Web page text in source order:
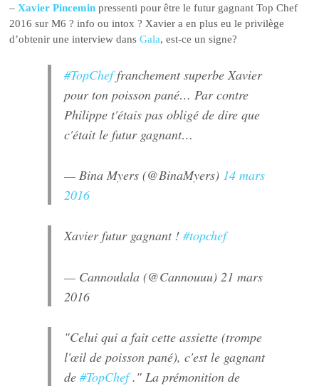
–Xavier Pincemin pressenti pour être le futur gagnant Top Chef
2016 sur M6 ? info ou intox ? Xavier a en plus eu le privilège
d’obtenir une interview dansGala, est-ce un signe?
#TopCheffranchement superbe Xavier
pour ton poisson pané… Par contre
Philippe t'étais pas obligé de dire que
c'était le futur gagnant…
— Bina Myers (@BinaMyers) 14 mars
2016
Xavier futur gagnant !#topchef
— Cannoulala (@Cannouuu) 21 mars
2016
"Celui qui a fait cette assiette (trompe
l'œil de poisson pané), c'est le gagnant
de#TopChef." La prémonition de